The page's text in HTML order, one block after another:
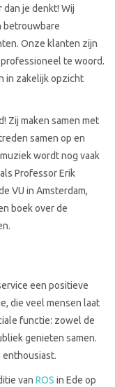
dan je denkt! Wij
betrouwbare
Onze klanten zijn
te woord.
in zakelijk opzicht
Zij maken samen met
samen op en
wordt nog vaak
Professor Erik
VU in Amsterdam,
boek over de
een positieve
die veel mensen laat
functie: zowel de
genieten samen.
enthousiast.
van ROS in Ede op